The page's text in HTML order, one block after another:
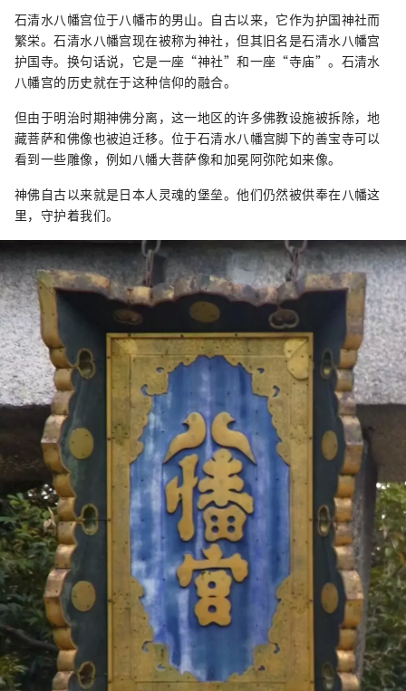
石清水八幡宫位于八幡市的男山。自古以来，它作为护国神社而
繁栄。石清水八幡宫现在被称为神社，但其旧名是石清水八幡宫
护国寺。换句话说，它是一座“神社”和一座“寺庙”。石清水
八幡宫的历史就在于这种信仰的融合。
但由于明治时期神佛分离，这一地区的许多佛教设施被拆除，地
藏菩萨和佛像也被迫迁移。位于石清水八幡宫脚下的善宝寺可以
看到一些雕像，例如八幡大菩萨像和加冕阿弥陀如来像。
神佛自古以来就是日本人灵魂的堡垒。他们仍然被供奉在八幡这
里，守护着我们。